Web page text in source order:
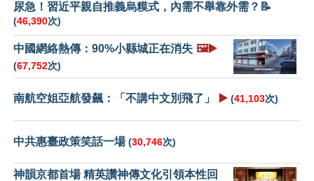
尿急！習近平親自推義烏糢式，內需不舉靠外需？📝
(46,390次)
中國網絡熱傳：90%小縣城正在消失 🖼️▶️
(67,752次)
南航空姐亞航發飆：「不講中文別飛了」 ▶️ (41,103次)
中共惠臺政策笑話一場(30,746次)
神韻京都首場 精英讚神傳文化引領本性回